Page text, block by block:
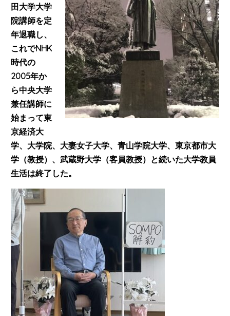
田大学大学
院講師を定
年退職し、
これでNHK
時代の
2005年か
ら中央大学
兼任講師に
始まって東
京経済大
学、大学院、大妻女子大学、青山学院大学、東京都市大
学（教授）、武蔵野大学（客員教授）と続いた大学教員
生活は終了した。